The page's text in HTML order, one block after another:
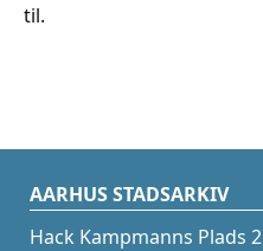
til.
AARHUS STADSARKIV
Hack Kampmanns Plads 2